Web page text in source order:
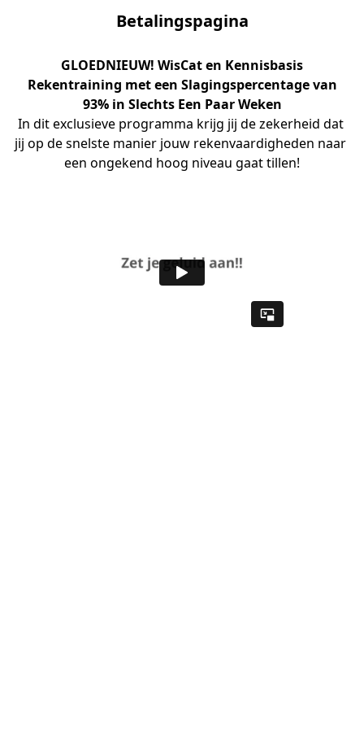
Betalingspagina
GLOEDNIEUW! WisCat en Kennisbasis
Rekentraining met een Slagingspercentage van
93% in Slechts Een Paar Weken
In dit exclusieve programma krijg jij de zekerheid dat
jij op de snelste manier jouw rekenvaardigheden naar
een ongekend hoog niveau gaat tillen!